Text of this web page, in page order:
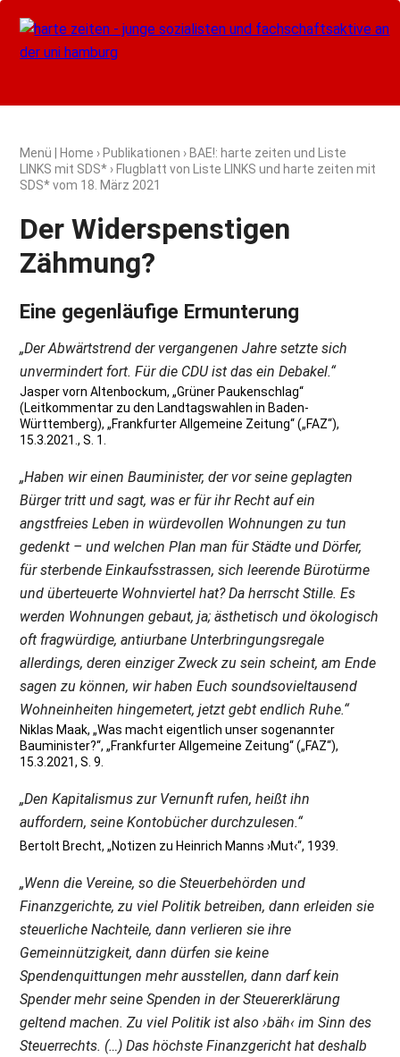
Menü Home › Publikationen › BAE!: harte zeiten und Liste
LINKS mit SDS* › Flugblatt von Liste LINKS und harte zeiten mit
SDS* vom 18. März 2021
Der Widerspenstigen
Zähmung?
Eine gegenläufige Ermunterung
„Der Abwärtstrend der vergangenen Jahre setzte sich
unvermindert fort. Für die CDU ist das ein Debakel.“
Jasper vorn Altenbockum, „Grüner Paukenschlag“
(Leitkommentar zu den Landtagswahlen in Baden-
Württemberg), „Frankfurter Allgemeine Zeitung“ („FAZ“),
15.3.2021., S. 1.
„Haben wir einen Bauminister, der vor seine geplagten
Bürger tritt und sagt, was er für ihr Recht auf ein
angstfreies Leben in würdevollen Wohnungen zu tun
gedenkt – und welchen Plan man für Städte und Dörfer,
für sterbende Einkaufsstrassen, sich leerende Bürotürme
und überteuerte Wohnviertel hat? Da herrscht Stille. Es
werden Wohnungen gebaut, ja; ästhetisch und ökologisch
oft fragwürdige, antiurbane Unterbringungsregale
allerdings, deren einziger Zweck zu sein scheint, am Ende
sagen zu können, wir haben Euch soundsovieltausend
Wohneinheiten hingemetert, jetzt gebt endlich Ruhe.“
Niklas Maak, „Was macht eigentlich unser sogenannter
Bauminister?“, „Frankfurter Allgemeine Zeitung“ („FAZ“),
15.3.2021, S. 9.
„Den Kapitalismus zur Vernunft rufen, heißt ihn
auffordern, seine Kontobücher durchzulesen.“
Bertolt Brecht, „Notizen zu Heinrich Manns ›Mut‹“, 1939.
„Wenn die Vereine, so die Steuerbehörden und
Finanzgerichte, zu viel Politik betreiben, dann erleiden sie
steuerliche Nachteile, dann verlieren sie ihre
Gemeinnützigkeit, dann dürfen sie keine
Spendenquittungen mehr ausstellen, dann darf kein
Spender mehr seine Spenden in der Steuererklärung
geltend machen. Zu viel Politik ist also ›bäh‹ im Sinn des
Steuerrechts. (…) Das höchste Finanzgericht hat deshalb